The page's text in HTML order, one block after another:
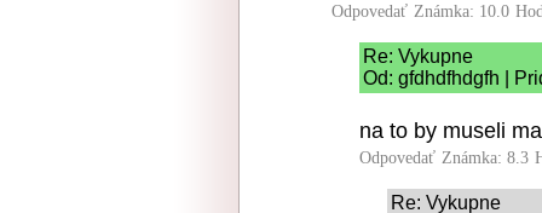
Odpovedať Známka: 10.0
Re: Vykupne
Od: gfdhdfhdgfh |
na to by museli
Odpovedať Známka: 8.3
Re: Vykupne